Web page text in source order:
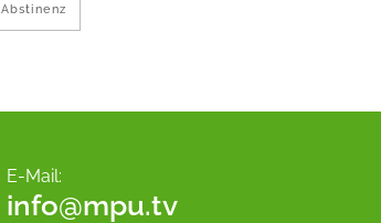
Abstinenz
E-Mail:
info@mpu.tv